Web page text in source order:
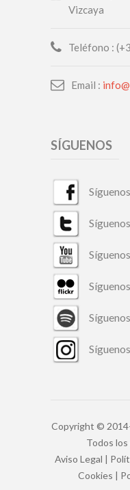
Vizcaya
Teléfono :
Email :
SÍGUENOS
Copyright ©
Todos
Aviso Legal |
Cookies |